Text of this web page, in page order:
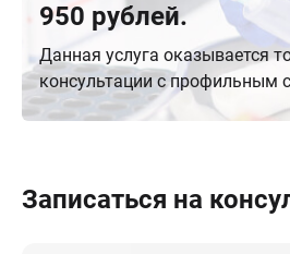
950 рублей.
Данная услуга оказывается
консультации с профильным
Записаться на